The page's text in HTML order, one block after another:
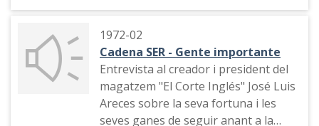
president de la Plaza de Las Ventas,
1972-02
Cadena SER - Gente importante
Entrevista al creador i president del
magatzem "El Corte Inglés" José Luis
Areces sobre la seva fortuna i les
seves ganes de seguir anant a la